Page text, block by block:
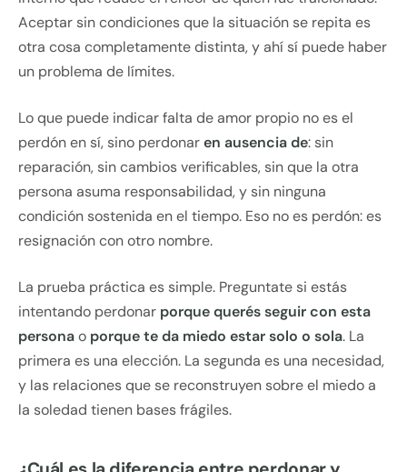
Aceptar sin condiciones que la situación se repita es
otra cosa completamente distinta, y ahí sí puede haber
un problema de límites.
Lo que puede indicar falta de amor propio no es el
perdón en sí, sino perdonaren ausencia de: sin
reparación, sin cambios verificables, sin que la otra
persona asuma responsabilidad, y sin ninguna
condición sostenida en el tiempo. Eso no es perdón: es
resignación con otro nombre.
La prueba práctica es simple. Preguntate si estás
intentando perdonar porque querés seguir con esta
personao porque te da miedo estar solo o sola. La
primera es una elección. La segunda es una necesidad,
y las relaciones que se reconstruyen sobre el miedo a
la soledad tienen bases frágiles.